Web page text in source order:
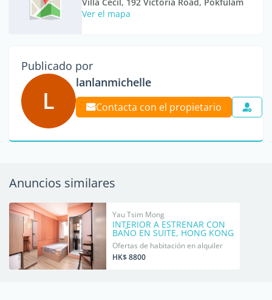
Ver el mapa
Publicado por
L
lanlanmichelle
Contacta con el propietario
Anuncios similares
Yau Tsim Mong
INTERIOR A ESTRENAR CON
BAÑO EN SUITE, HONG KONG
Ofertas de habitación en alquiler
HK$ 8800